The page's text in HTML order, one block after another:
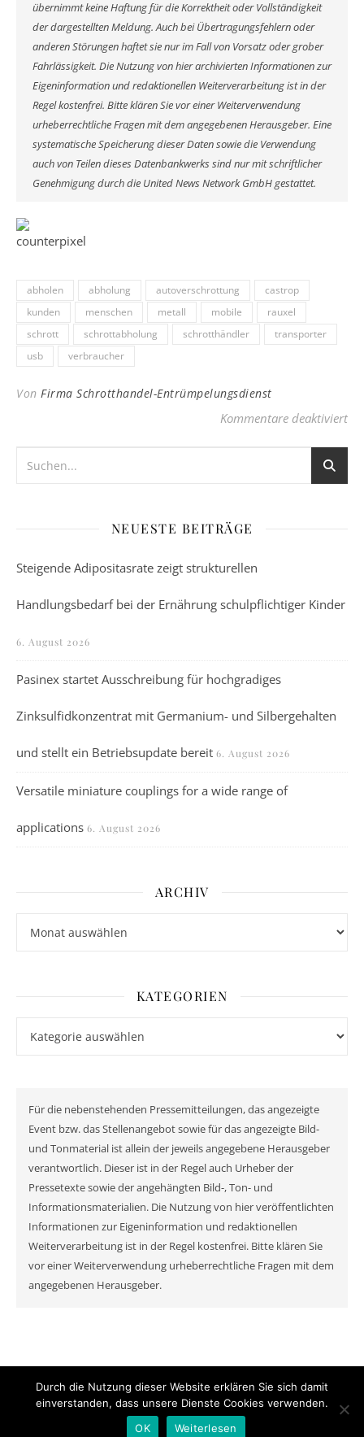
übernimmt keine Haftung für die Korrektheit oder Vollständigkeit
der dargestellten Meldung. Auch bei Übertragungsfehlern oder
anderen Störungen haftet sie nur im Fall von Vorsatz oder grober
Fahrlässigkeit. Die Nutzung von hier archivierten Informationen zur
Eigeninformation und redaktionellen Weiterverarbeitung ist in der
Regel kostenfrei. Bitte klären Sie vor einer Weiterverwendung
urheberrechtliche Fragen mit dem angegebenen Herausgeber. Eine
systematische Speicherung dieser Daten sowie die Verwendung
auch von Teilen dieses Datenbankwerks sind nur mit schriftlicher
Genehmigung durch die United News Network GmbH gestattet.
abholen abholung autoverschrottung
castrop
kunden
menschen metall mobile
rauxel
schrott
schrottabholung schrotthändler
transporter
usb
verbraucher
Von Firma Schrotthandel-Entrümpelungsdienst
Kommentare deaktiviertfür
NEUESTE BEITRÄGE
Steigende Adipositasrate zeigt strukturellen
Handlungsbedarf bei der Ernährung schulpflichtiger Kinder
6. August 2026
Pasinex startet Ausschreibung für hochgradiges
Zinksulfidkonzentrat mit Germanium- und Silbergehalten
und stellt ein Betriebsupdate bereit 6. August 2026
Versatile miniature couplings for a wide range of
applications 6. August 2026
ARCHIV
KATEGORIEN
Für die nebenstehenden Pressemitteilungen, das angezeigte
Event bzw. das Stellenangebot sowie für das angezeigte Bild-
und Tonmaterial ist allein der jeweils angegebene Herausgeber
verantwortlich. Dieser ist in der Regel auch Urheber der
Pressetexte sowie der angehängten Bild-, Ton- und
Informationsmaterialien. Die Nutzung von hier veröffentlichten
Informationen zur Eigeninformation und redaktionellen
Weiterverarbeitung ist in der Regel kostenfrei. Bitte klären Sie
vor einer Weiterverwendung urheberrechtliche Fragen mit dem
angegebenen Herausgeber.
© MyNewsChannel 2026
Ashe Theme von WP Royal.
Durch die Nutzung dieser Website erklären Sie sich damit
einverstanden, dass unsere Dienste Cookies verwenden.
OK
Weiterlesen